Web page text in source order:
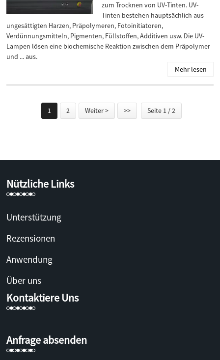
zum Trocknen von UV-Tinten. UV-
Tinten bestehen hauptsächlich aus
ungesättigten Harzen, Präpolymeren, Fotoinitiatoren,
Verdünnungsmitteln, Pigmenten, Füllstoffen, Additiven usw. Die UV-
Lampen lösen eine biochemische Reaktion zwischen dem Präpolymer
und ... aus.
Mehr lesen
1 2 Weiter > >> Seite 1 / 2
Nützliche Links
Unterstützung
Rezensionen
Anwendung
Über uns
Kontaktiere Uns
Anfrage absenden